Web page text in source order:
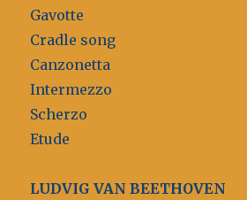
Gavotte
Cradle song
Canzonetta
Intermezzo
Scherzo
Etude
LUDVIG VAN BEETHOVEN